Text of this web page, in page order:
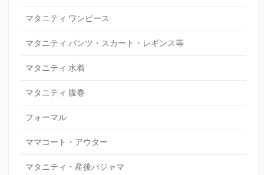
マタニティ ワンピース
マタニティ パンツ・スカート・レギンス等
マタニティ 水着
マタニティ 腹巻
フォーマル
ママコート・アウター
マタニティ・産後パジャマ